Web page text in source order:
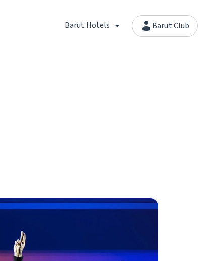
Barut Hotels Barut Club